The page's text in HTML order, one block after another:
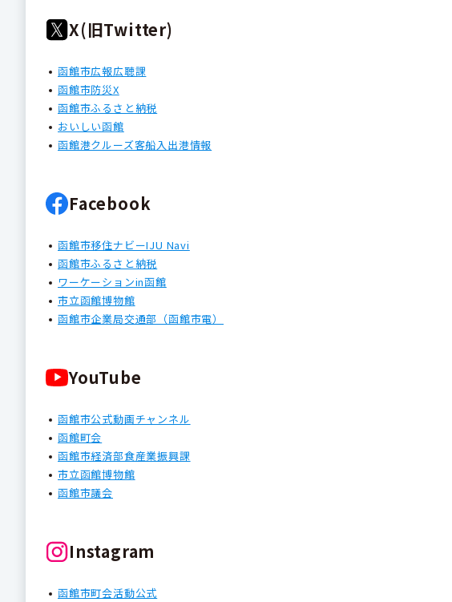
X(旧Twitter)
函館市広報広聴課
函館市防災X
函館市ふるさと納税
おいしい函館
函館港クルーズ客船入出港情報
Facebook
函館市移住ナビーIJU Navi
函館市ふるさと納税
ワーケーションin函館
市立函館博物館
函館市企業局交通部（函館市電）
YouTube
函館市公式動画チャンネル
函館町会
函館市経済部食産業振興課
市立函館博物館
函館市議会
Instagram
函館市町会活動公式